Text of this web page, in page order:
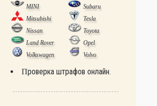
MINI
Subaru
Mitsubishi
Tesla
Nissan
Toyota
Land Rover
Opel
Volkswagen
Volvo
Проверка штрафов онлайн.